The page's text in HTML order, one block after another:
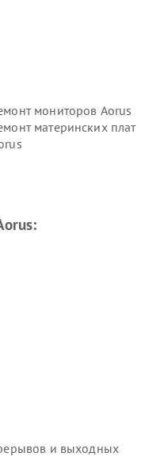
мониторов Aorus
материнских плат
и выходных